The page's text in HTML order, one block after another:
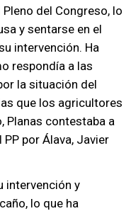
del Congreso, lo
y sentarse en el
intervención. Ha
respondía a las
la situación del
que los agricultores
Planas contestaba a
por Álava, Javier
intervención y
lo que ha